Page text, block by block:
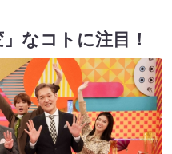
なコトに注目！